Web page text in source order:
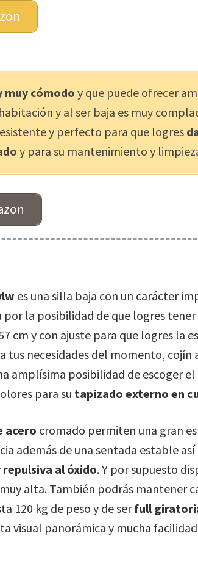
muy cómodo y que puede ofrecer
y al ser baja es muy
y perfecto para que logres
y para su mantenimiento y
es una silla baja con un carácter
por la posibilidad de que logres
cm y con ajuste para que logres la
tus necesidades del momento, cojín
amplísima posibilidad de escoger
para su tapizado externo en
acero cromado permiten una gran
además de una sentada estable
repulsiva al óxido. Y por supuesto
alta. También podrás mantener
120 kg de peso y de serfull
visual panorámica y mucha